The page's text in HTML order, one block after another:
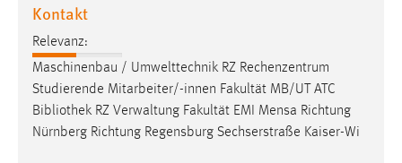
Kontakt
Relevanz:
Maschinenbau / Umwelttechnik RZ Rechenzentrum
Studierende Mitarbeiter/-innen Fakultät MB/UT ATC
Bibliothek RZ Verwaltung Fakultät EMI Mensa Richtung
Nürnberg Richtung Regensburg Sechserstraße Kaiser-Wi